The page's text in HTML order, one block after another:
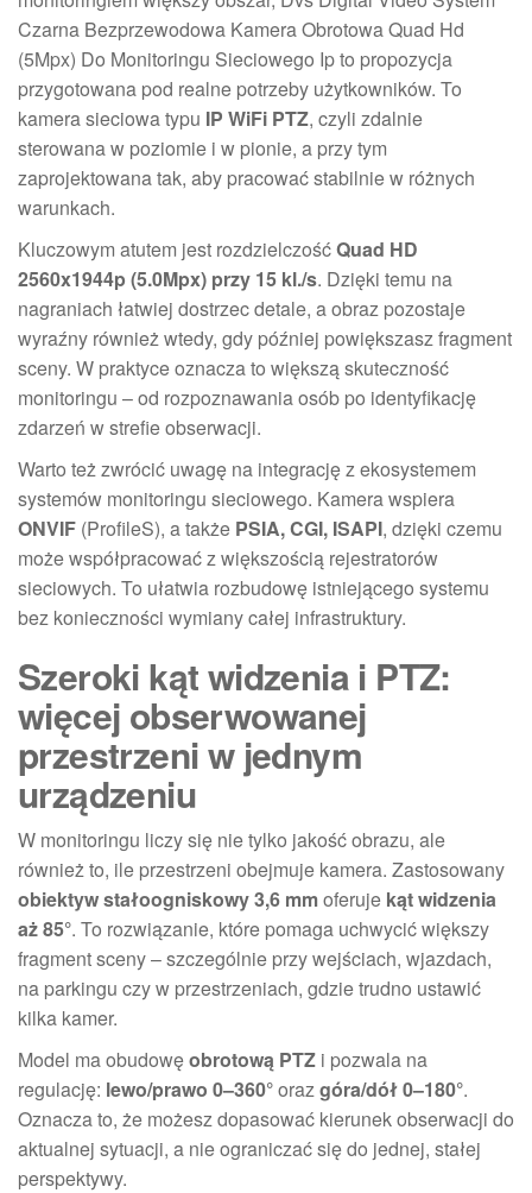
Czarna Bezprzewodowa Kamera Obrotowa Quad Hd
(5Mpx) Do Monitoringu Sieciowego Ip to propozycja
przygotowana pod realne potrzeby użytkowników. To
kamera sieciowa typu IP WiFi PTZ, czyli zdalnie
sterowana w poziomie i w pionie, a przy tym
zaprojektowana tak, aby pracować stabilnie w różnych
warunkach.
Kluczowym atutem jest rozdzielczośćQuad HD
2560x1944p (5.0Mpx) przy 15 kl./s. Dzięki temu na
nagraniach łatwiej dostrzec detale, a obraz pozostaje
wyraźny również wtedy, gdy później powiększasz fragment
sceny. W praktyce oznacza to większą skuteczność
monitoringu – od rozpoznawania osób po identyfikację
zdarzeń w strefie obserwacji.
Warto też zwrócić uwagę na integrację z ekosystemem
systemów monitoringu sieciowego. Kamera wspiera
ONVIF (ProfileS), a także PSIA, CGI, ISAPI, dzięki czemu
może współpracować z większością rejestratorów
sieciowych. To ułatwia rozbudowę istniejącego systemu
bez konieczności wymiany całej infrastruktury.
Szeroki kąt widzenia i PTZ:
więcej obserwowanej
przestrzeni w jednym
urządzeniu
W monitoringu liczy się nie tylko jakość obrazu, ale
również to, ile przestrzeni obejmuje kamera. Zastosowany
obiektyw stałoogniskowy 3,6 mmoferuje kąt widzenia
aż 85°. To rozwiązanie, które pomaga uchwycić większy
fragment sceny – szczególnie przy wejściach, wjazdach,
na parkingu czy w przestrzeniach, gdzie trudno ustawić
kilka kamer.
Model ma obudowęobrotową PTZ i pozwala na
regulację: lewo/prawo 0–360°orazgóra/dół 0–180°.
Oznacza to, że możesz dopasować kierunek obserwacji do
aktualnej sytuacji, a nie ograniczać się do jednej, stałej
perspektywy.